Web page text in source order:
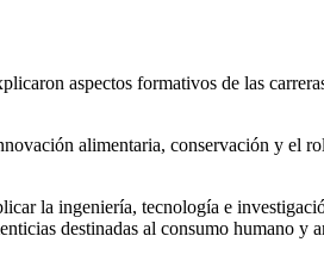
aspectos formativos de las
alimentaria, conservación y el
la ingeniería, tecnología e
destinadas al consumo humano y